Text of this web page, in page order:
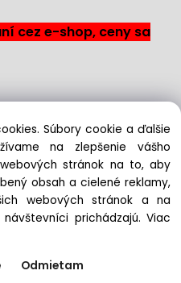
cez e-shop, ceny sa
uzavretej na diaľku bez
All rights reserved
Súbory cookie a ďalšie
na zlepšenie vášho
stránok na to, aby
obsah a cielené reklamy,
webových stránok a na
prichádzajú.Viac
Odmietam